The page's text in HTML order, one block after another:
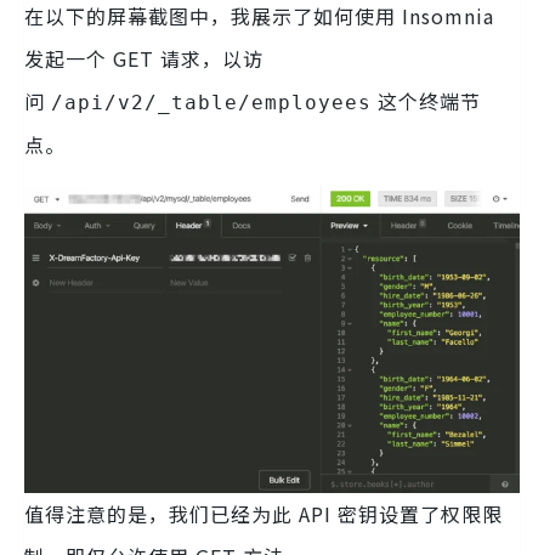
在以下的屏幕截图中，我展示了如何使用 Insomnia
发起一个 GET 请求，以访
问 /api/v2/_table/employees 这个终端节
点。
值得注意的是，我们已经为此 API 密钥设置了权限限